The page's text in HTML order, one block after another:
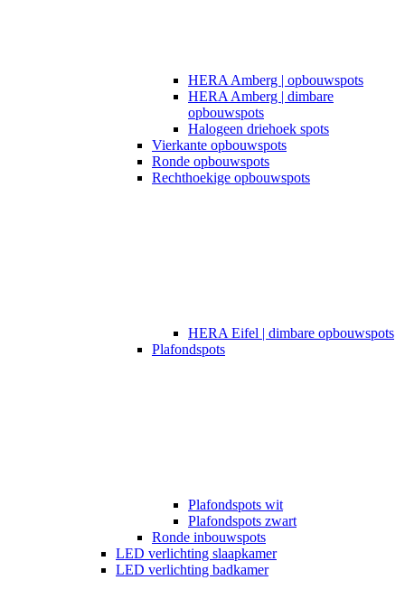
HERA Amberg | opbouwspots
HERA Amberg | dimbare
opbouwspots
Halogeen driehoek spots
Vierkante opbouwspots
Ronde opbouwspots
Rechthoekige opbouwspots
HERA Eifel | dimbare opbouwspots
Plafondspots
Plafondspots wit
Plafondspots zwart
Ronde inbouwspots
LED verlichting slaapkamer
LED verlichting badkamer